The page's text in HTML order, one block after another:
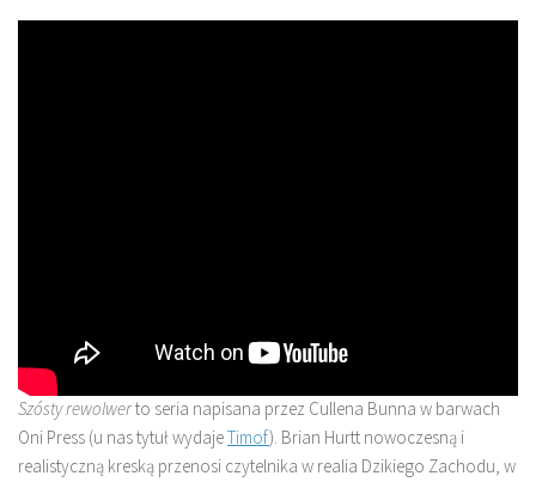
Szósty rewolwerto seria napisana przez Cullena Bunna w barwach
Oni Press (u nas tytuł wydajeTimof). Brian Hurtt nowoczesną i
realistyczną kreską przenosi czytelnika w realia Dzikiego Zachodu, w